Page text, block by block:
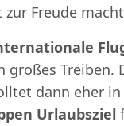
Freude
großes Treiben.
dann eher in
Urlaubsziel